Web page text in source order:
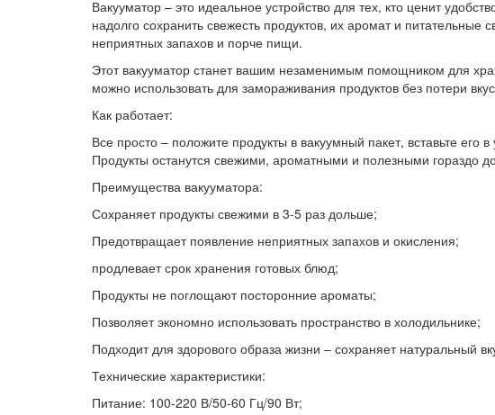
Вакууматор – это идеальное устройство для тех, кто ценит
надолго сохранить свежесть продуктов, их аромат и
неприятных запахов и порче пищи.
Этот вакууматор станет вашим незаменимым помощником для
можно использовать для замораживания продуктов без потери
Как работает:
Все просто – положите продукты в вакуумный пакет, вставьте его
Продукты останутся свежими, ароматными и полезными гораздо
Преимущества вакууматора:
Сохраняет продукты свежими в 3-5 раз дольше;
Предотвращает появление неприятных запахов и окисления;
продлевает срок хранения готовых блюд;
Продукты не поглощают посторонние ароматы;
Позволяет экономно использовать пространство в холодильнике;
Подходит для здорового образа жизни – сохраняет натуральный
Технические характеристики:
Питание: 100-220 В/50-60 Гц/90 Вт;